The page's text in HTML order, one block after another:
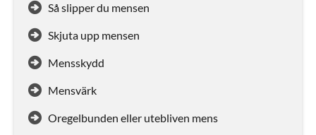
Så slipper du mensen
Skjuta upp mensen
Mensskydd
Mensvärk
Oregelbunden eller utebliven mens